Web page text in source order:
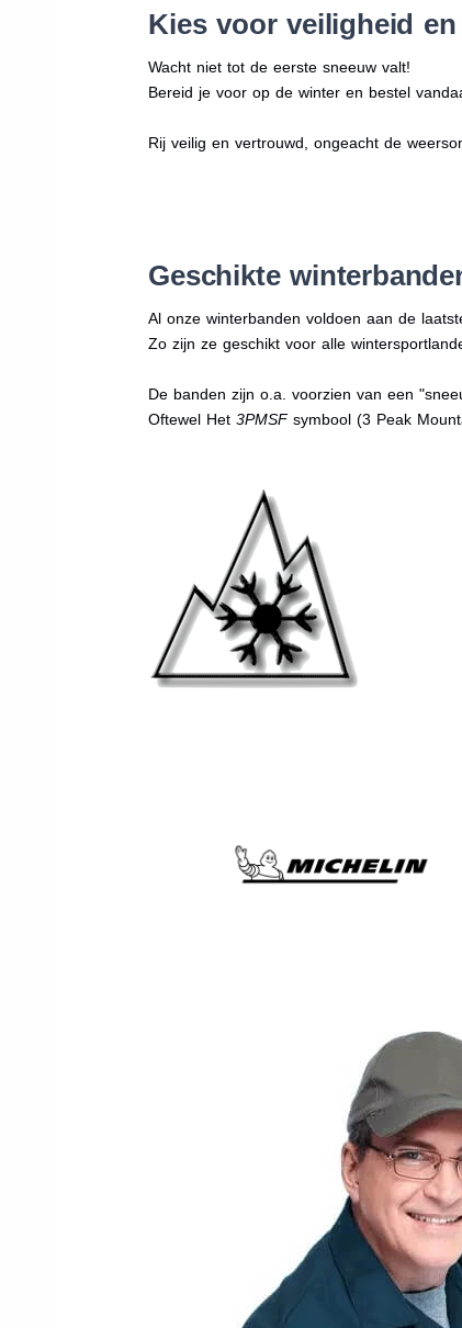
Kies voor veiligheid
Wacht niet tot de eerste sneeuw valt!
Bereid je voor op de winter en bestel
Rij veilig en vertrouwd, ongeacht de
Geschikte
Al onze winterbanden voldoen aan de
Zo zijn ze geschikt voor alle
De banden zijn o.a. voorzien van een
Oftewel Het3PMSFsymbool (3 Peak